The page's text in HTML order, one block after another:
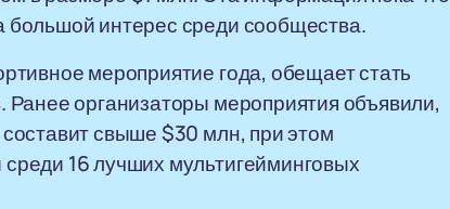
интерес среди сообщества.
мероприятие года, обещает стать
организаторы мероприятия объявили,
свыше $30 млн, при этом
16 лучших мультигейминговых